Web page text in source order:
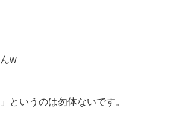
w
というのは勿体ないです。